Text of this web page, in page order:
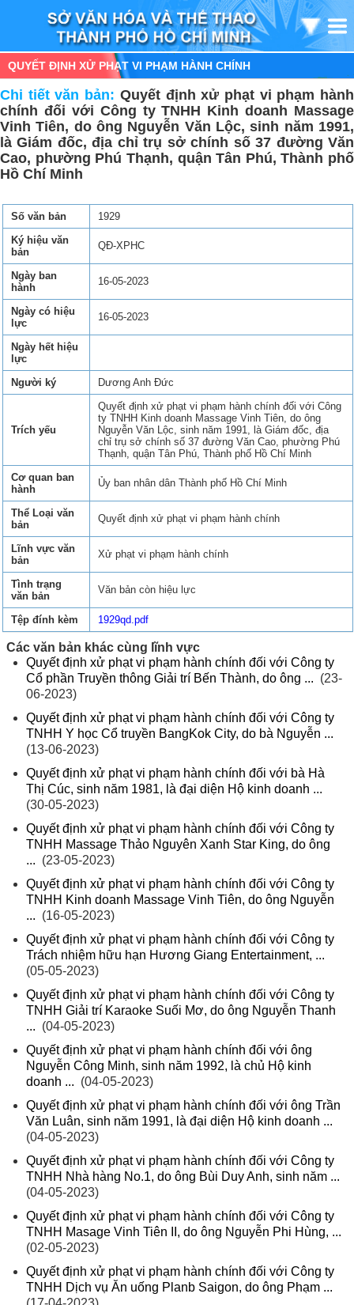
QUYẾT ĐỊNH XỬ PHẠT VI PHẠM HÀNH CHÍNH
Chi tiết văn bản: Quyết định xử phạt vi phạm hành
chính đối với Công ty TNHH Kinh doanh Massage
Vinh Tiên, do ông Nguyễn Văn Lộc, sinh năm 1991,
là Giám đốc, địa chỉ trụ sở chính số 37 đường Văn
Cao, phường Phú Thạnh, quận Tân Phú, Thành phố
Hồ Chí Minh
Số văn bản
1929
Ký hiệu văn
bản
QĐ-XPHC
Ngày ban
hành
16-05-2023
Ngày có hiệu
lực
16-05-2023
Ngày hết hiệu
lực
Người ký
Dương Anh Đức
Trích yếu
Quyết định xử phạt vi phạm hành chính đối với Công
ty TNHH Kinh doanh Massage Vinh Tiên, do ông
Nguyễn Văn Lộc, sinh năm 1991, là Giám đốc, địa
chỉ trụ sở chính số 37 đường Văn Cao, phường Phú
Thạnh, quận Tân Phú, Thành phố Hồ Chí Minh
Cơ quan ban
hành
Ủy ban nhân dân Thành phố Hồ Chí Minh
Thể Loại văn
bản
Quyết định xử phạt vi phạm hành chính
Lĩnh vực văn
bản
Xử phạt vi phạm hành chính
Tình trạng
văn bản
Văn bản còn hiệu lực
Tệp đính kèm 1929qd.pdf
Các văn bản khác cùng lĩnh vực
Quyết định xử phạt vi phạm hành chính đối với Công ty
Cổ phần Truyền thông Giải trí Bến Thành, do ông ... (23-
06-2023)
Quyết định xử phạt vi phạm hành chính đối với Công ty
TNHH Y học Cổ truyền BangKok City, do bà Nguyễn ...
(13-06-2023)
Quyết định xử phạt vi phạm hành chính đối với bà Hà
Thị Cúc, sinh năm 1981, là đại diện Hộ kinh doanh ...
(30-05-2023)
Quyết định xử phạt vi phạm hành chính đối với Công ty
TNHH Massage Thảo Nguyên Xanh Star King, do ông
... (23-05-2023)
Quyết định xử phạt vi phạm hành chính đối với Công ty
TNHH Kinh doanh Massage Vinh Tiên, do ông Nguyễn
... (16-05-2023)
Quyết định xử phạt vi phạm hành chính đối với Công ty
Trách nhiệm hữu hạn Hương Giang Entertainment, ...
(05-05-2023)
Quyết định xử phạt vi phạm hành chính đối với Công ty
TNHH Giải trí Karaoke Suối Mơ, do ông Nguyễn Thanh
... (04-05-2023)
Quyết định xử phạt vi phạm hành chính đối với ông
Nguyễn Công Minh, sinh năm 1992, là chủ Hộ kinh
doanh ... (04-05-2023)
Quyết định xử phạt vi phạm hành chính đối với ông Trần
Văn Luân, sinh năm 1991, là đại diện Hộ kinh doanh ...
(04-05-2023)
Quyết định xử phạt vi phạm hành chính đối với Công ty
TNHH Nhà hàng No.1, do ông Bùi Duy Anh, sinh năm ...
(04-05-2023)
Quyết định xử phạt vi phạm hành chính đối với Công ty
TNHH Masage Vinh Tiên II, do ông Nguyễn Phi Hùng, ...
(02-05-2023)
Quyết định xử phạt vi phạm hành chính đối với Công ty
TNHH Dịch vụ Ăn uống Planb Saigon, do ông Phạm ...